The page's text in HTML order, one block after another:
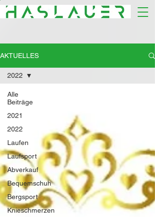
AKTUELLES
Alle
Beiträge
2021
2022
Laufen
Laufsport
Abverkauf
Bequemschuh
Bergsport
Knieschmerzen
2022